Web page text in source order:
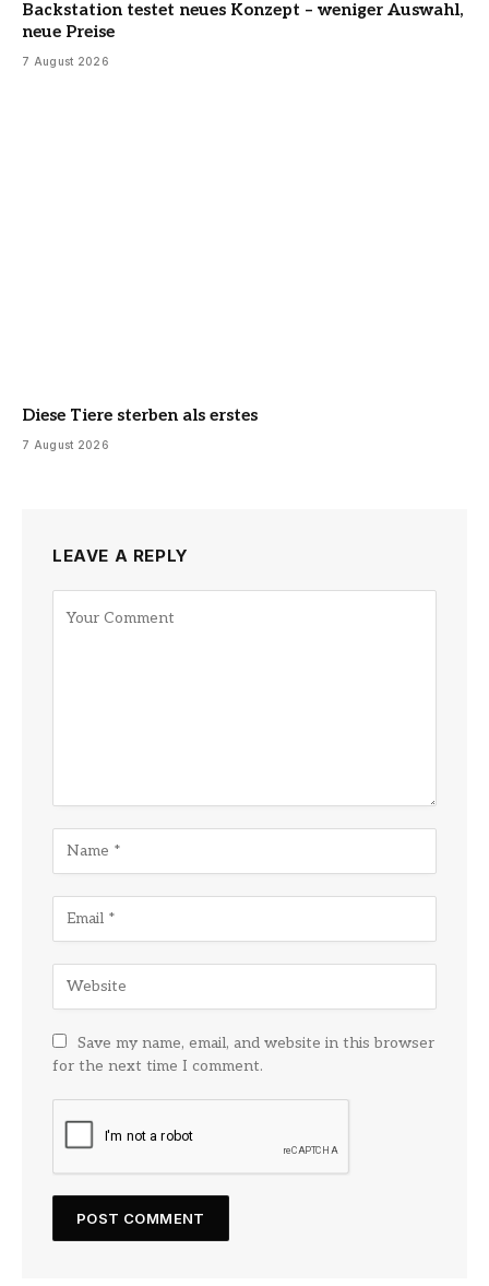
Backstation testet neues Konzept – weniger Auswahl,
neue Preise
7 August 2026
Diese Tiere sterben als erstes
7 August 2026
LEAVE A REPLY
Save my name, email, and website in this browser
for the next time I comment.